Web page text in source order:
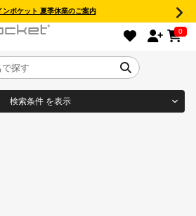
ンポケット 夏季休業のご案内
0
検索条件 を表示